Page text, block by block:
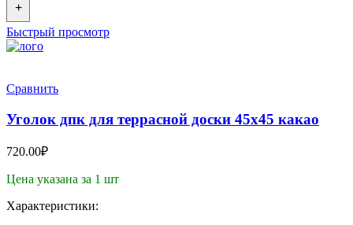
+
Быстрый просмотр
Сравнить
Уголок дпк для террасной доски 45х45 какао
720.00₽
Цена указана за 1 шт
Характеристики: